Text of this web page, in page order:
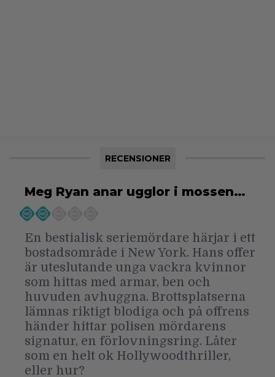
RECENSIONER
Meg Ryan anar ugglor i mossen…
En bestialisk seriemördare härjar i ett
bostadsområde i New York. Hans offer
är uteslutande unga vackra kvinnor
som hittas med armar, ben och
huvuden avhuggna. Brottsplatserna
lämnas riktigt blodiga och på offrens
händer hittar polisen mördarens
signatur, en förlovningsring. Låter
som en helt ok Hollywoodthriller,
eller hur?